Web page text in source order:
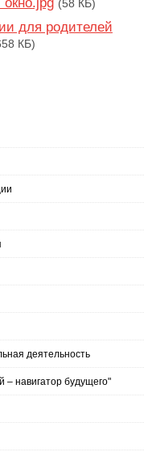
(58 КБ)
для родителей
КБ)
деятельность
навигатор будущего"